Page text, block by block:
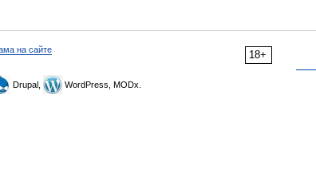
18+
на сайте
Drupal, WordPress, MODx.